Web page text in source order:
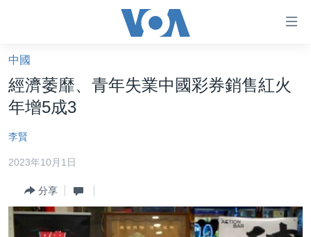
礙
鏈
接
轉
內
美國大選2024
海外港人
新聞自由
中國
經濟萎靡、青年失業中國彩券銷售紅火
年增5成3
李賢
2023年10月1日
分享